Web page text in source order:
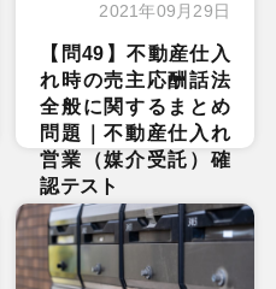
2021年09月29日
【問49】不動産仕入
れ時の売主応酬話法
全般に関するまとめ
問題｜不動産仕入れ
営業（媒介受託）確
認テスト